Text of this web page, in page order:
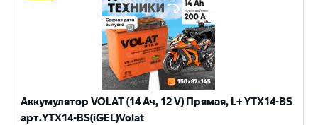
Аккумулятор VOLAT (14 Ач, 12 V) Прямая, L+ YTX14-BS
арт.YTX14-BS(iGEL)Volat